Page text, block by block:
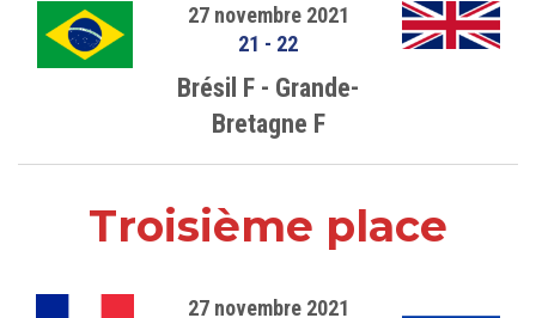
27 novembre 2021
21 - 22
Brésil F - Grande-
Bretagne F
Troisième place
27 novembre 2021